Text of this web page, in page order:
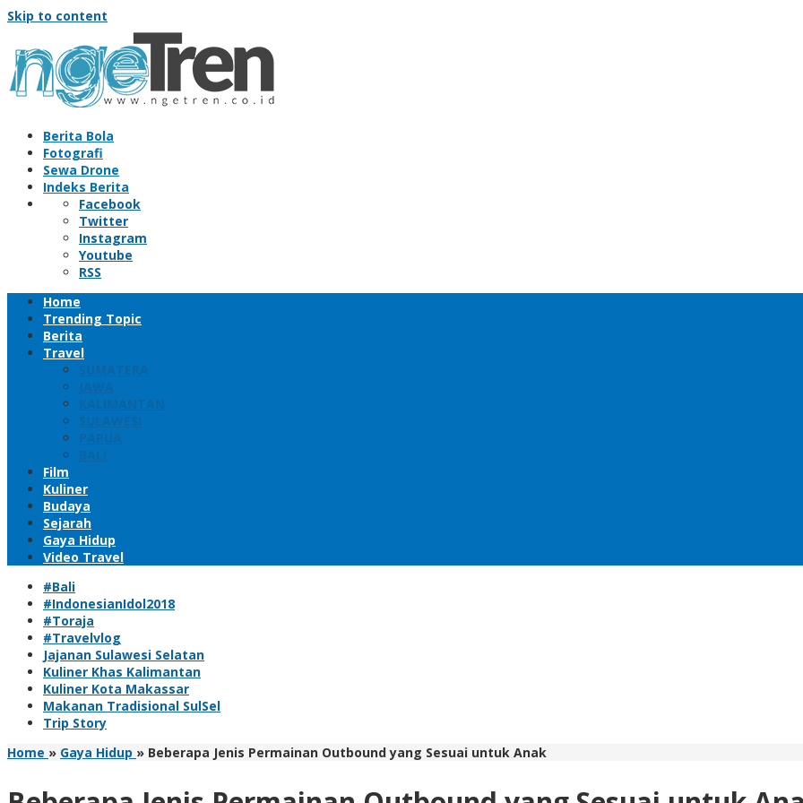
Skip to content
Berita Bola
Fotografi
Sewa Drone
Indeks Berita
Facebook
Twitter
Instagram
Youtube
RSS
Home
Trending Topic
Berita
Travel
SUMATERA
JAWA
KALIMANTAN
SULAWESI
PAPUA
BALI
Film
Kuliner
Budaya
Sejarah
Gaya Hidup
Video Travel
#Bali
#IndonesianIdol2018
#Toraja
#Travelvlog
Jajanan Sulawesi Selatan
Kuliner Khas Kalimantan
Kuliner Kota Makassar
Makanan Tradisional SulSel
Trip Story
Home » Gaya Hidup » Beberapa Jenis Permainan Outbound yang Sesuai untuk Anak